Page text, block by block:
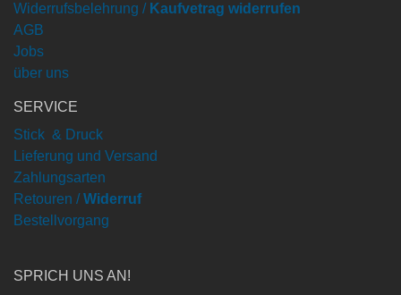
Widerrufsbelehrung / Kaufvetrag widerrufen
AGB
Jobs
über uns
SERVICE
Stick & Druck
Lieferung und Versand
Zahlungsarten
Retouren / Widerruf
Bestellvorgang
SPRICH UNS AN!